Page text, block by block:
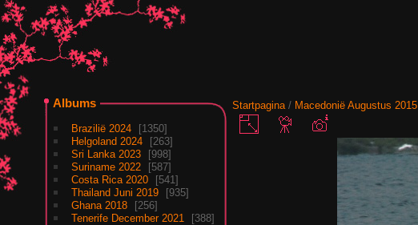
Albums
Brazilië 2024
1350
Helgoland 2024
263
Sri Lanka 2023
998
Suriname 2022
587
Costa Rica 2020
541
Thailand Juni 2019
935
Ghana 2018
256
Tenerife December 2021
388
Startpagina / Macedonië Augustus 2015